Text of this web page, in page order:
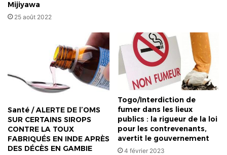
Mijiyawa
25 août 2022
Santé / ALERTE DE l’OMS
SUR CERTAINS SIROPS
CONTRE LA TOUX
FABRIQUÉS EN INDE APRÈS
DES DÉCÈS EN GAMBIE
Togo/Interdiction de
fumer dans les lieux
publics : la rigueur de la loi
pour les contrevenants,
avertit le gouvernement
4 février 2023